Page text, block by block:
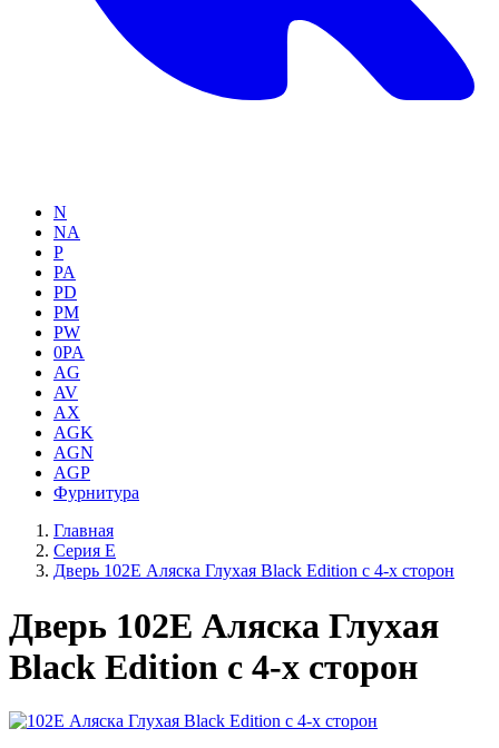
N
NA
P
PA
PD
PM
PW
0PA
AG
AV
AX
AGK
AGN
AGP
Фурнитура
Главная
Серия E
Дверь 102E Аляска Глухая Black Edition с 4-х сторон
Дверь 102E Аляска Глухая
Black Edition с 4-х сторон